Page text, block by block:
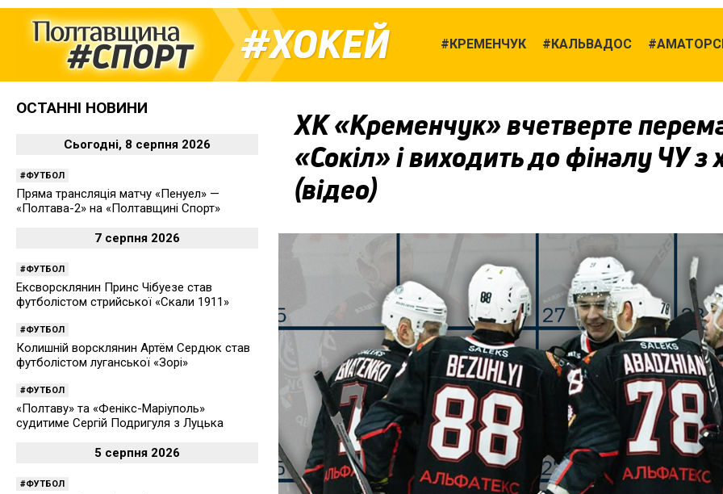
ХОКЕЙ КРЕМЕНЧУК КАЛЬВАДОС
ХК «Кременчук» вчетверте
«Сокіл» і виходить до фіналу ЧУ з
(відео)
ОСТАННІ НОВИНИ
Сьогодні, 8 серпня 2026
ФУТБОЛ
Пряма трансляція матчу «Пенуел» —
«Полтава-2» на «Полтавщині Спорт»
7 серпня 2026
ФУТБОЛ
Ексворсклянин Принс Чібуезе став
футболістом стрийської «Скали 1911»
ФУТБОЛ
Колишній ворсклянин Артём Сердюк став
футболістом луганської «Зорі»
ФУТБОЛ
«Полтаву» та «Фенікс-Маріуполь»
судитиме Сергій Подригуля з Луцька
5 серпня 2026
ФУТБОЛ